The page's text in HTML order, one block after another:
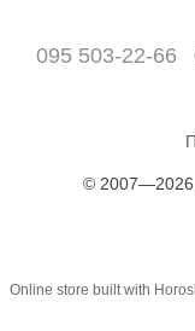
095 503-22-66
© 2007—2026
Online store built with